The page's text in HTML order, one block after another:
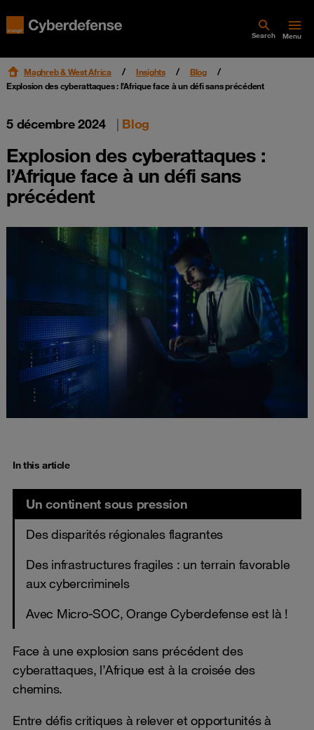
Search Menu
Maghreb & West Africa Insights
Blog
Explosion des cyberattaques : l’Afrique face à un défi sans précédent
5 décembre 2024 | Blog
Explosion des cyberattaques :
l’Afrique face à un défi sans
précédent
In this article
Un continent sous pression
Des disparités régionales flagrantes
Des infrastructures fragiles : un terrain favorable
aux cybercriminels
Avec Micro-SOC, Orange Cyberdefense est là !
Face à une explosion sans précédent des
cyberattaques, l’Afrique est à la croisée des
chemins.
Entre défis critiques à relever et opportunités à